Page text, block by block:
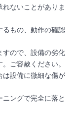
れないことがありま
るもの、動作の確認
すので、設備の劣化
ご容赦ください。
は設備に微細な傷が
ニングで完全に落と